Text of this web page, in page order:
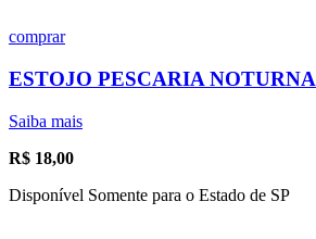
comprar
ESTOJO PESCARIA NOTURNA
Saiba mais
R$ 18,00
Disponível Somente para o Estado de SP